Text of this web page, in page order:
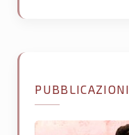
PUBBLICAZIONI